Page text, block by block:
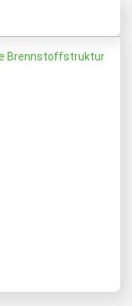
Brennstoffstruktur